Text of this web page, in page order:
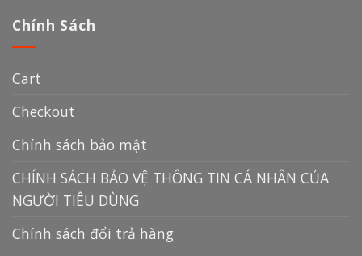
Chính Sách
Cart
Checkout
Chính sách bảo mật
CHÍNH SÁCH BẢO VỆ THÔNG TIN CÁ NHÂN CỦA
NGƯỜI TIÊU DÙNG
Chính sách đổi trả hàng